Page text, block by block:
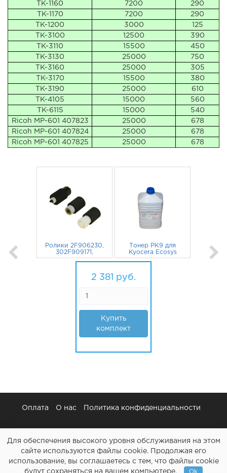
TK-1160
7200
290
TK-1170
7200
290
TK-1200
3000
125
TK-3100
12500
390
TK-3110
15500
450
TK-3130
25000
750
TK-3160
25000
305
TK-3170
15500
380
TK-3190
25000
610
TK-4105
15000
560
TK-6115
15000
540
Ricoh MP-601 407823
25000
678
Ricoh MP-601 407824
25000
678
Ricoh MP-601 407825
25000 678
Ролики 2F906230,
302F909171,
302HN06080 для
M2235dn, M2540dn
Тонер PK9 для
Kyocera Ecosys
M2040dn, M2135dn,
Fs-1020MFP (CET)
2 381 руб.
Купить
комплект
Оплата О нас Политика конфиденциальности
Картриджи и все для ремонта принтеров - Расходочка.рф
Для обеспечения высокого уровня обслуживания на этом
сайте используются файлы cookie. Продолжая его
использование, вы соглашаетесь с тем, что файлы cookie
будут сохраняться на вашем компьютере.
Ok